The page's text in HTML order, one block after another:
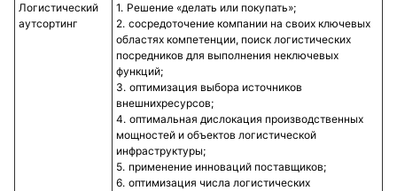
Логистический
аутсортинг
Решение «делать или покупать»;
сосредоточение компании на своих ключевых
областях компетенции, поиск логистических
посредников для выполнения неключевых
функций;
оптимизация выбора источников
внешнихресурсов;
оптимальная дислокация производственных
мощностей и объектов логистической
инфраструктуры;
применение инноваций поставщиков;
оптимизация числа логистических